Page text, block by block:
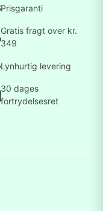
Prisgaranti
Gratis fragt over kr.
349
Lynhurtig levering
30 dages
fortrydelsesret